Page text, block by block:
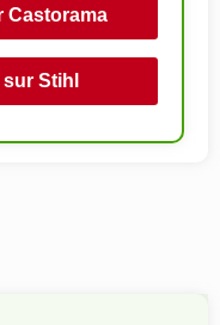
Castorama
Stihl